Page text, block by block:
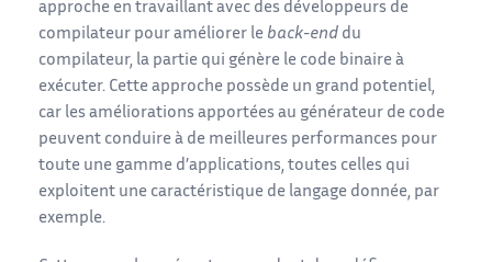
approche en travaillant avec des développeurs de
compilateur pour améliorer le back-end du
compilateur, la partie qui génère le code binaire à
exécuter. Cette approche possède un grand potentiel,
car les améliorations apportées au générateur de code
peuvent conduire à de meilleures performances pour
toute une gamme d’applications, toutes celles qui
exploitent une caractéristique de langage donnée, par
exemple.